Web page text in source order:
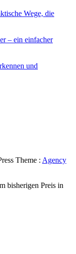
Wege, die
– ein einfacher
und
Theme : Agency
bisherigen Preis in